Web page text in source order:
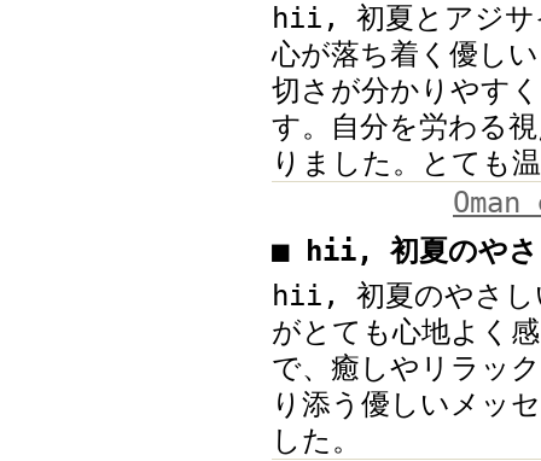
hii, 初夏とアジサ
心が落ち着く優し
切さが分かりやす
す。自分を労わる
りました。とても
■ hii, 初夏のやさ
hii, 初夏のやさし
がとても心地よく
で、癒しやリラッ
り添う優しいメッ
した。